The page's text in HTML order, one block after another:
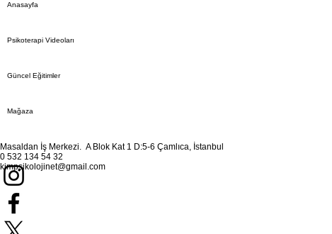
Anasayfa
Psikoterapi Videoları
Güncel Eğitimler
Mağaza
Masaldan İş Merkezi. A Blok Kat 1 D:5-6 Çamlıca, İstanbul
0 532 134 54 32
kimpsikolojinet@gmail.com